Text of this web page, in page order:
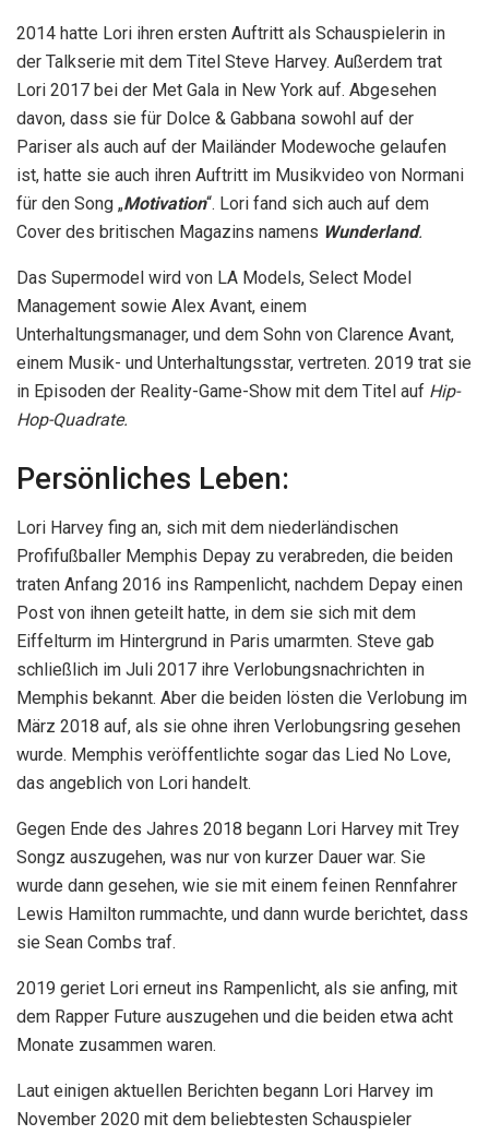
2014 hatte Lori ihren ersten Auftritt als Schauspielerin in
der Talkserie mit dem Titel Steve Harvey. Außerdem trat
Lori 2017 bei der Met Gala in New York auf. Abgesehen
davon, dass sie für Dolce & Gabbana sowohl auf der
Pariser als auch auf der Mailänder Modewoche gelaufen
ist, hatte sie auch ihren Auftritt im Musikvideo von Normani
für den Song „Motivation“. Lori fand sich auch auf dem
Cover des britischen Magazins namens Wunderland.
Das Supermodel wird von LA Models, Select Model
Management sowie Alex Avant, einem
Unterhaltungsmanager, und dem Sohn von Clarence Avant,
einem Musik- und Unterhaltungsstar, vertreten. 2019 trat sie
in Episoden der Reality-Game-Show mit dem Titel auf Hip-
Hop-Quadrate.
Persönliches Leben:
Lori Harvey fing an, sich mit dem niederländischen
Profifußballer Memphis Depay zu verabreden, die beiden
traten Anfang 2016 ins Rampenlicht, nachdem Depay einen
Post von ihnen geteilt hatte, in dem sie sich mit dem
Eiffelturm im Hintergrund in Paris umarmten. Steve gab
schließlich im Juli 2017 ihre Verlobungsnachrichten in
Memphis bekannt. Aber die beiden lösten die Verlobung im
März 2018 auf, als sie ohne ihren Verlobungsring gesehen
wurde. Memphis veröffentlichte sogar das Lied No Love,
das angeblich von Lori handelt.
Gegen Ende des Jahres 2018 begann Lori Harvey mit Trey
Songz auszugehen, was nur von kurzer Dauer war. Sie
wurde dann gesehen, wie sie mit einem feinen Rennfahrer
Lewis Hamilton rummachte, und dann wurde berichtet, dass
sie Sean Combs traf.
2019 geriet Lori erneut ins Rampenlicht, als sie anfing, mit
dem Rapper Future auszugehen und die beiden etwa acht
Monate zusammen waren.
Laut einigen aktuellen Berichten begann Lori Harvey im
November 2020 mit dem beliebtesten Schauspieler